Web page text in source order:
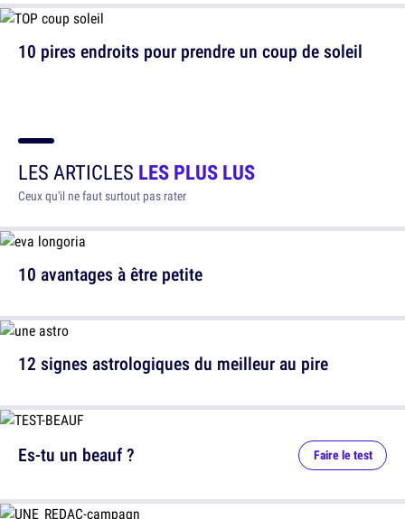
10 pires endroits pour prendre un coup de soleil
LES ARTICLES LES PLUS LUS
Ceux qu'il ne faut surtout pas rater
10 avantages à être petite
12 signes astrologiques du meilleur au pire
Es-tu un beauf ? Faire le test